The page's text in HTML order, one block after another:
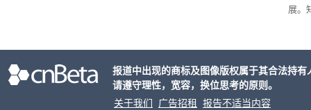
展。
片的
报道中出现的商标及图像版权属于其合法持
请遵守理性，宽容，换位思考的原则。
关于我们
广告招租
报告不适当内容